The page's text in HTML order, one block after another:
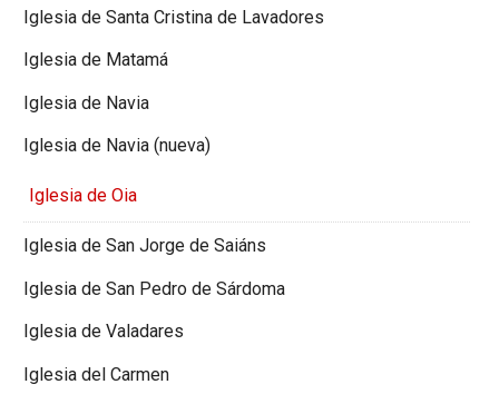
Iglesia de Santa Cristina de Lavadores
Iglesia de Matamá
Iglesia de Navia
Iglesia de Navia (nueva)
Iglesia de Oia
Iglesia de San Jorge de Saiáns
Iglesia de San Pedro de Sárdoma
Iglesia de Valadares
Iglesia del Carmen